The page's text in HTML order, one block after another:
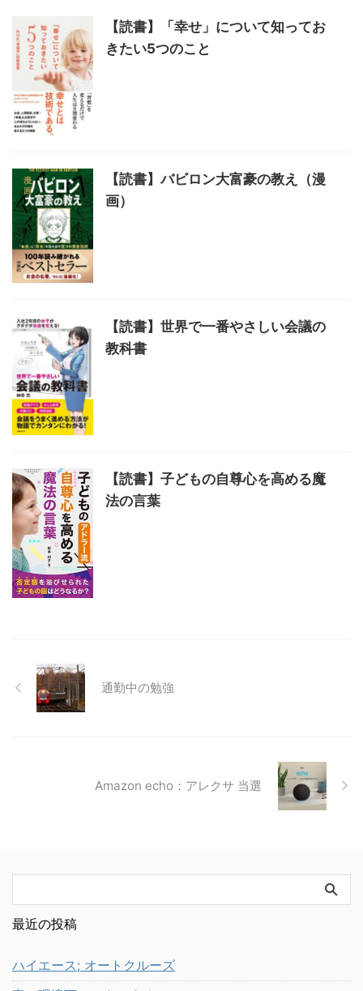
【読書】「幸せ」について知ってお
きたい5つのこと
【読書】バビロン大富豪の教え（漫
画）
【読書】世界で一番やさしい会議の
教科書
【読書】子どもの自尊心を高める魔
法の言葉
通勤中の勉強
Amazon echo：アレクサ 当選
最近の投稿
ハイエース; オートクルーズ